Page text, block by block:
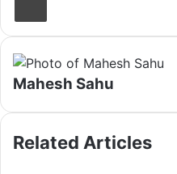
Mahesh Sahu
Related Articles